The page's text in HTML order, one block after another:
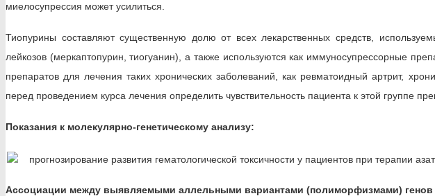
миелосупрессия может усилиться.
Тиопурины составляют существенную долю от всех лекарственных средств,
лейкозов (меркаптопурин, тиогуанин), а также используются как иммуносупрессорные
препаратов для лечения таких хронических заболеваний, как ревматоидный артрит,
перед проведением курса лечения определить чувствительность пациента к этой группе
Показания к молекулярно-генетическому анализу:
прогнозирование развития гематологической токсичности у пациентов при терапии
Ассоциации между выявляемыми аллельными вариантами (полиморфизмами) генов